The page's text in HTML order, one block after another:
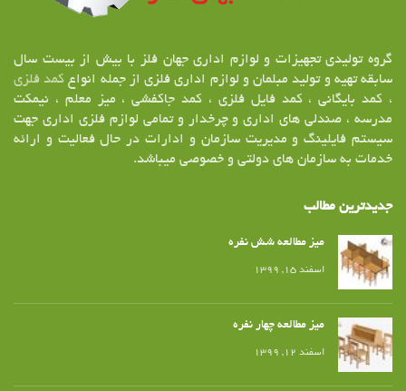
گروه تولیدی تجهیزات و لوازم اداری جهان فلز با بیش از بیست سال
سابقه تهیه و تولید مبلمان و لوازم اداری فلزی از جمله انواع کمد فلزی
، کمد بایگانی ، کمد فایل فلزی ، کمد جاکفشی ، میز معلم ، نیمکت
مدرسه ، صندلی های اداری و چرخدار و تمامی لوازم فلزی اداری جهت
سیستم فایلینگ و مدیریت سازمان و ادارات در حال فعالیت و ارائه
خدمات به سازمان های دولتی و خصوصی میباشد.
جدیدترین مطالب
میز مطالعه شش نفره
اسفند ۱۵, ۱۳۹۹
میز مطالعه چهار نفره
اسفند ۱۲, ۱۳۹۹